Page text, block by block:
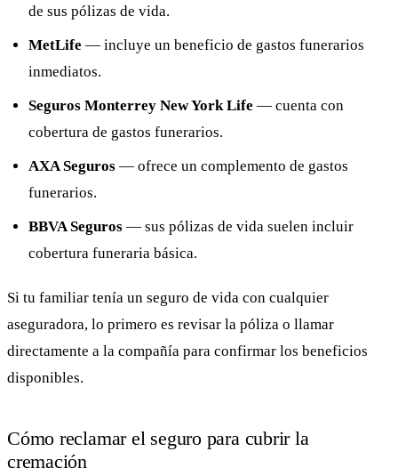
de sus pólizas de vida.
MetLife — incluye un beneficio de gastos funerarios
inmediatos.
Seguros Monterrey New York Life — cuenta con
cobertura de gastos funerarios.
AXA Seguros — ofrece un complemento de gastos
funerarios.
BBVA Seguros — sus pólizas de vida suelen incluir
cobertura funeraria básica.
Si tu familiar tenía un seguro de vida con cualquier
aseguradora, lo primero es revisar la póliza o llamar
directamente a la compañía para confirmar los beneficios
disponibles.
Cómo reclamar el seguro para cubrir la
cremación